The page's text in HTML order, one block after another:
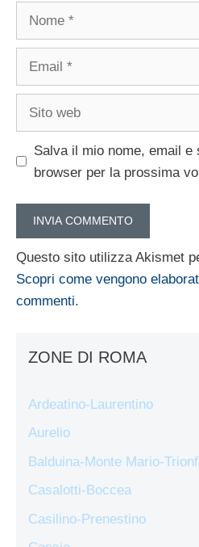
Nome
Email
Sito
Salva il mio nome, email e
browser per la prossima
Questo sito utilizza Akismet
Scopri come vengono
commenti.
ZONE DI ROMA
Ardeatino-Laurentino
Aurelio
Balduina-Monte Mario-
Casalotti-Boccea
Casilino-Prenestino